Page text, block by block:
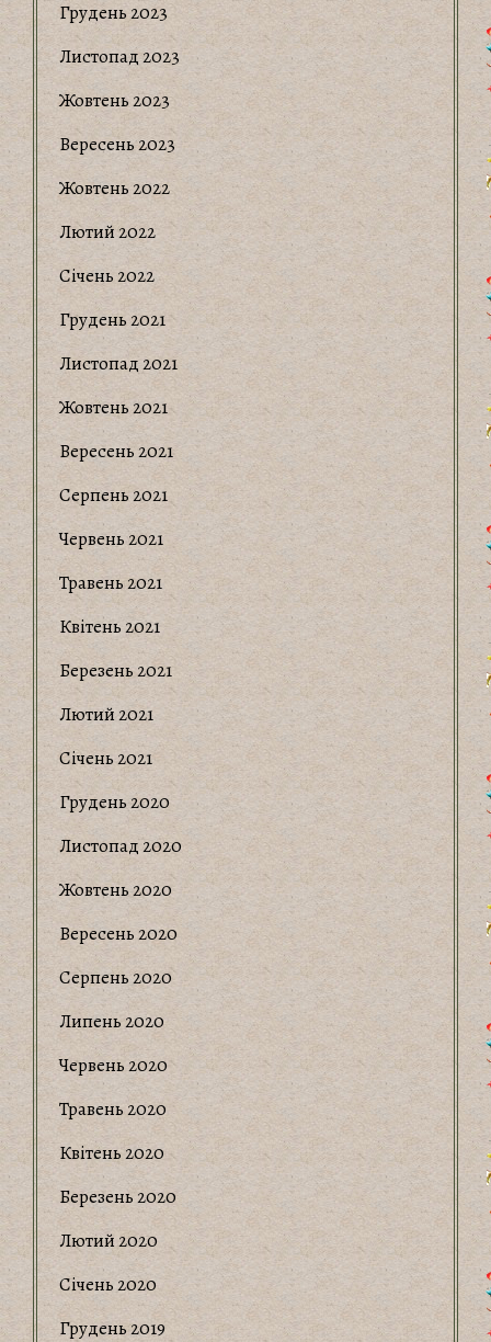
Грудень 2023
Листопад 2023
Жовтень 2023
Вересень 2023
Жовтень 2022
Лютий 2022
Січень 2022
Грудень 2021
Листопад 2021
Жовтень 2021
Вересень 2021
Серпень 2021
Червень 2021
Травень 2021
Квітень 2021
Березень 2021
Лютий 2021
Січень 2021
Грудень 2020
Листопад 2020
Жовтень 2020
Вересень 2020
Серпень 2020
Липень 2020
Червень 2020
Травень 2020
Квітень 2020
Березень 2020
Лютий 2020
Січень 2020
Грудень 2019